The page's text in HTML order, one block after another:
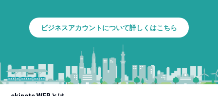
ビジネスアカウントについて詳しくはこちら